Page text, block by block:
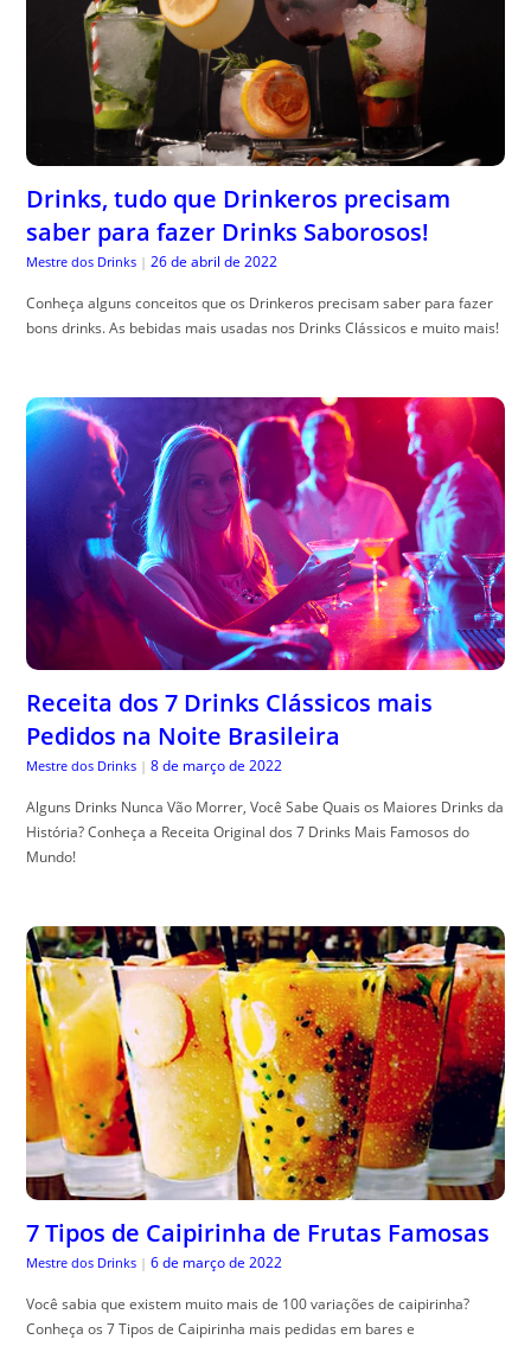
Drinks, tudo que Drinkeros precisam
saber para fazer Drinks Saborosos!
Mestre dos Drinks | 26 de abril de 2022
Conheça alguns conceitos que os Drinkeros precisam saber para fazer
bons drinks. As bebidas mais usadas nos Drinks Clássicos e muito mais!
Receita dos 7 Drinks Clássicos mais
Pedidos na Noite Brasileira
Mestre dos Drinks | 8 de março de 2022
Alguns Drinks Nunca Vão Morrer, Você Sabe Quais os Maiores Drinks da
História? Conheça a Receita Original dos 7 Drinks Mais Famosos do
Mundo!
7 Tipos de Caipirinha de Frutas Famosas
Mestre dos Drinks | 6 de março de 2022
Você sabia que existem muito mais de 100 variações de caipirinha?
Conheça os 7 Tipos de Caipirinha mais pedidas em bares e